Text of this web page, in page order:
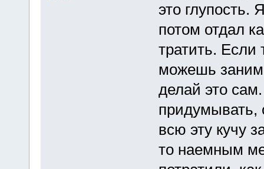
это глупость.
потом отдал
тратить.
можешь
делай это
придумывать,
всю эту кучу
то наемным